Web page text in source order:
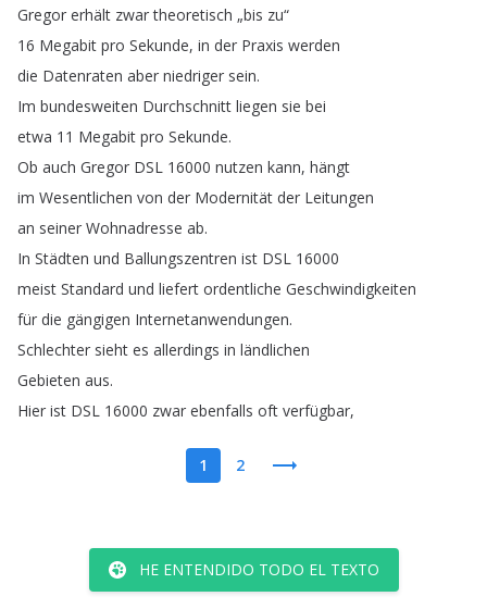
Gregor erhält zwar theoretisch „bis zu“
16 Megabit pro Sekunde, in der Praxis werden
die Datenraten aber niedriger sein.
Im bundesweiten Durchschnitt liegen sie bei
etwa 11 Megabit pro Sekunde.
Ob auch Gregor DSL 16000 nutzen kann, hängt
im Wesentlichen von der Modernität der Leitungen
an seiner Wohnadresse ab.
In Städten und Ballungszentren ist DSL 16000
meist Standard und liefert ordentliche Geschwindigkeiten
für die gängigen Internetanwendungen.
Schlechter sieht es allerdings in ländlichen
Gebieten aus.
Hier ist DSL 16000 zwar ebenfalls oft verfügbar,
1 2
HE ENTENDIDO TODO EL TEXTO